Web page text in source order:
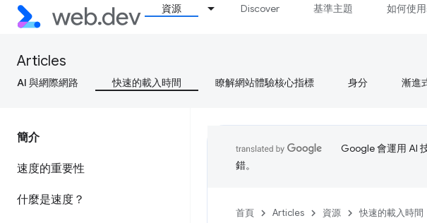
資源 Discover 基準主題 如何使
Articles
AI 與網際網路 快速的載入時間 瞭解網站體驗核心指標 身分 漸進
簡介
速度的重要性
什麼是速度？
Google 會運用 AI
錯。
首頁 Articles 資源 快速的載入時間